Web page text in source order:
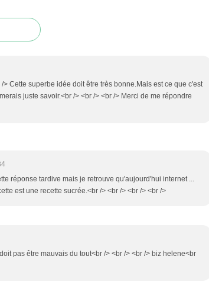
> Cette superbe idée doit être très bonne.Mais est ce que c'est
juste savoir.<br /> <br /> <br /> Merci de me répondre
réponse tardive mais je retrouve qu'aujourd'hui internet ...
est une recette sucrée.<br /> <br /> <br /> <br />
pas être mauvais du tout<br /> <br /> <br /> biz helene<br